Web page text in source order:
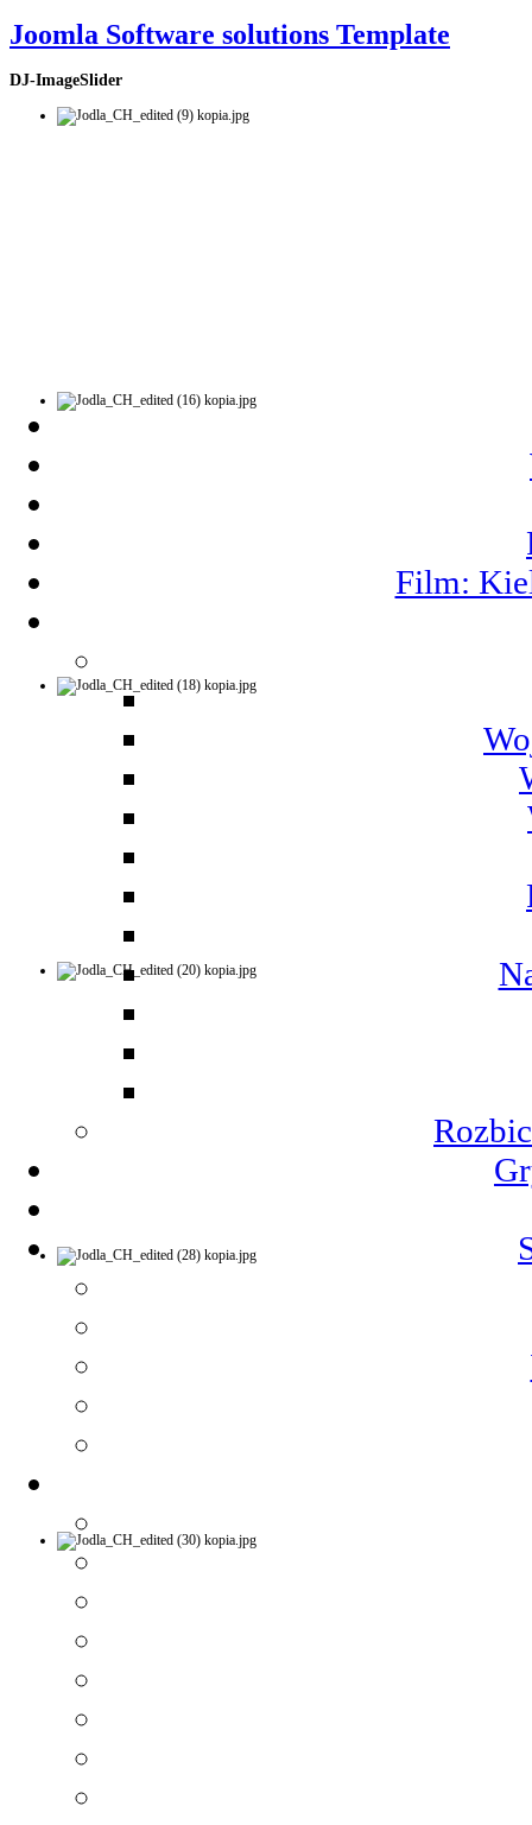
Joomla Software solutions Template
DJ-ImageSlider
Film: